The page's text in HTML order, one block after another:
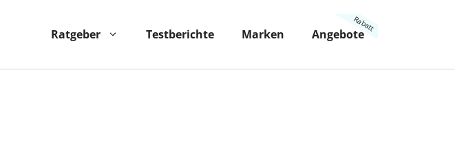
Ratgeber Testberichte Marken Angebote